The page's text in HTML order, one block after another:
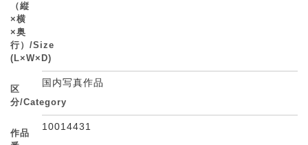
（縦
×横
×奥
行）/Size
(L×W×D)
区
分/Category
国内写真作品
作品
10014431